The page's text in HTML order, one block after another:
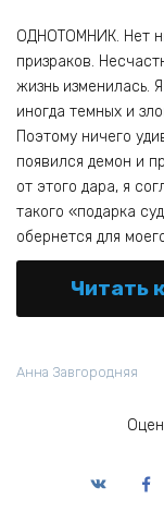
ОДНОТОМНИК. Нет
призраков.
жизнь изменилась.
иногда темных и
Поэтому ничего
появился демон и
от этого дара, я
такого «подарка
обернется для
Читать
Анна Завгородняя